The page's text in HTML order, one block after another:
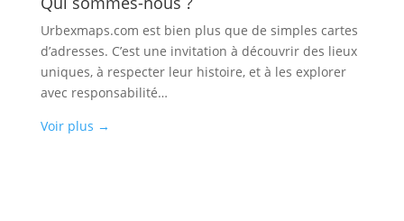
Urbexmaps.com est bien plus que de simples cartes
d’adresses. C’est une invitation à découvrir des lieux
uniques, à respecter leur histoire, et à les explorer
avec responsabilité…
Voir plus →